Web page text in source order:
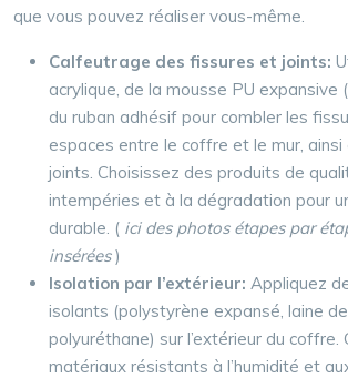
que vous pouvez réaliser vous-même.
Calfeutrage des fissures et joints:
acrylique, de la mousse PU expansive
du ruban adhésif pour combler les
espaces entre le coffre et le mur, ainsi
joints. Choisissez des produits de
intempéries et à la dégradation pour
durable. ( ici des photos étapes par
insérées)
Isolation par l’extérieur: Appliquez
isolants (polystyrène expansé, laine
polyuréthane) sur l’extérieur du coffre.
matériaux résistants à l’humidité et